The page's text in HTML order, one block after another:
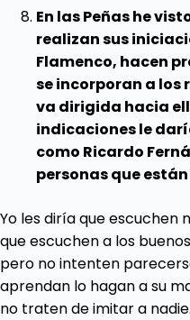
En las Peñas he
realizan sus
Flamenco, hacen
se incorporan a los
va dirigida hacia
indicaciones le
como Ricardo
personas que
Yo les diría que
que escuchen a los
pero no intenten
aprendan lo hagan a su
no traten de imitar a nadie.